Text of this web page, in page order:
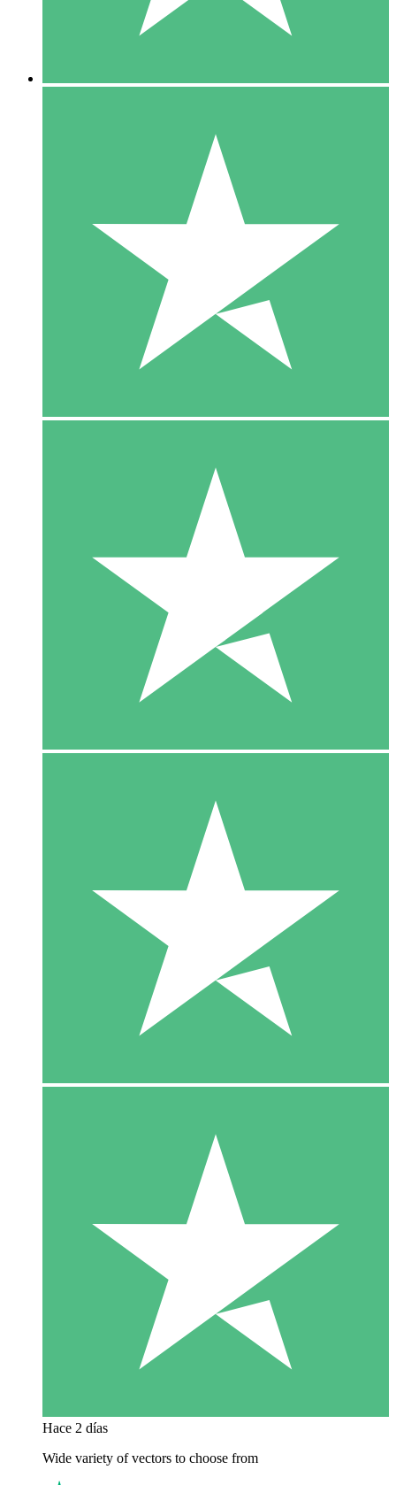
Hace 2 días
Wide variety of vectors to choose from